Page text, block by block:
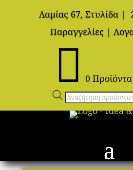
Λαμίας 67, Στυλίδα |
Παραγγελίες |
 0 Προϊόντα
Αναζήτηση
προϊόντων